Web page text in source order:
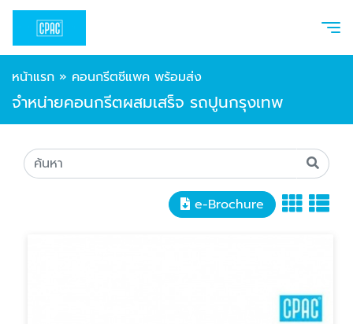
หน้าแรก » คอนกรีตซีแพค พร้อมส่ง
จำหน่ายคอนกรีตผสมเสร็จ รถปูนกรุงเทพ
e-Brochure